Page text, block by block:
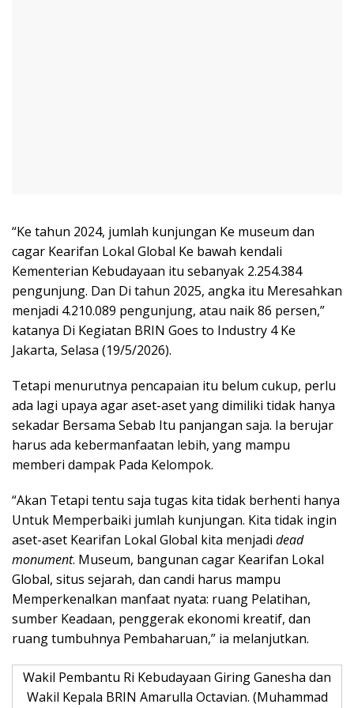
“Ke tahun 2024, jumlah kunjungan Ke museum dan
cagar Kearifan Lokal Global Ke bawah kendali
Kementerian Kebudayaan itu sebanyak 2.254.384
pengunjung. Dan Di tahun 2025, angka itu Meresahkan
menjadi 4.210.089 pengunjung, atau naik 86 persen,”
katanya Di Kegiatan BRIN Goes to Industry 4 Ke
Jakarta, Selasa (19/5/2026).
Tetapi menurutnya pencapaian itu belum cukup, perlu
ada lagi upaya agar aset-aset yang dimiliki tidak hanya
sekadar Bersama Sebab Itu panjangan saja. Ia berujar
harus ada kebermanfaatan lebih, yang mampu
memberi dampak Pada Kelompok.
“Akan Tetapi tentu saja tugas kita tidak berhenti hanya
Untuk Memperbaiki jumlah kunjungan. Kita tidak ingin
aset-aset Kearifan Lokal Global kita menjadi dead
monument. Museum, bangunan cagar Kearifan Lokal
Global, situs sejarah, dan candi harus mampu
Memperkenalkan manfaat nyata: ruang Pelatihan,
sumber Keadaan, penggerak ekonomi kreatif, dan
ruang tumbuhnya Pembaharuan,” ia melanjutkan.
Wakil Pembantu Ri Kebudayaan Giring Ganesha dan
Wakil Kepala BRIN Amarulla Octavian. (Muhammad